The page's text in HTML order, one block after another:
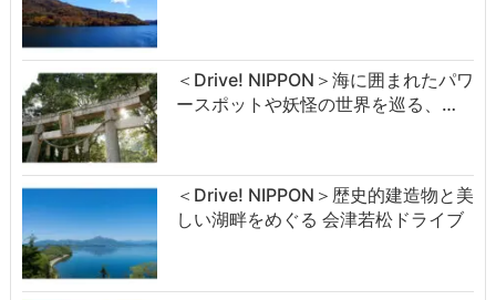
＜Drive! NIPPON＞海に囲まれたパワ
ースポットや妖怪の世界を巡る、…
＜Drive! NIPPON＞歴史的建造物と美
しい湖畔をめぐる 会津若松ドライブ